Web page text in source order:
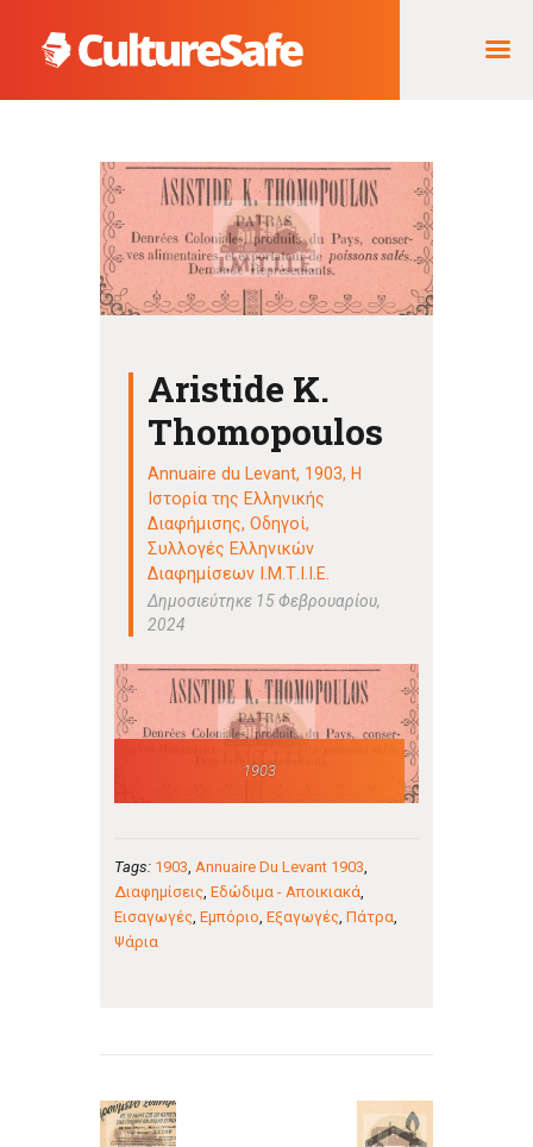
ΑΡΧΙΚΉ
ΦΟΡΈΑΣ ΥΛΟΠΟΊΗΣΗΣ
& ΈΡΓΑ
ΘΗΣΑΥΡΌΣ
ΤΕΚΜΗΡΊΩΝ
Aristide K.
Thomopoulos
Annuaire du Levant, 1903, Η
Ιστορία της Ελληνικής
Διαφήμισης,Οδηγοί,
Συλλογές Ελληνικών
Διαφημίσεων Ι.Μ.Τ.Ι.Ι.Ε.
Δημοσιεύτηκε 15 Φεβρουαρίου,
2024
1903
Tags: 1903 Annuaire Du Levant 1903
Διαφημίσεις, Εδώδιμα - Αποικιακά
Εισαγωγές, Εμπόριο Εξαγωγές, Πάτρα
Ψάρια
άρθρων